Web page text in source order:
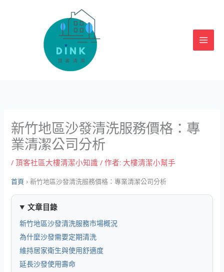
新竹地區沙發清洗服務價格：專
業清潔公司分析
/頂客社區大樓清潔小知識 / 作者: 大樓清潔小幫手
首頁 ›新竹地區沙發清洗服務價格：專業清潔公司分析
文章目錄
新竹地區沙發清洗服務市場概況
為什麼沙發需要定期清洗
維持居家衛生與使用舒適度
延長沙發使用壽命